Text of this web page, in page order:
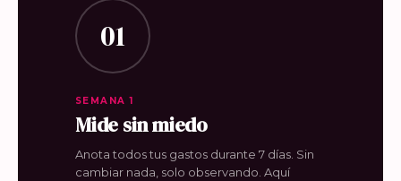
01
SEMANA 1
Mide sin miedo
Anota todos tus gastos durante 7 días. Sin
cambiar nada, solo observando. Aquí